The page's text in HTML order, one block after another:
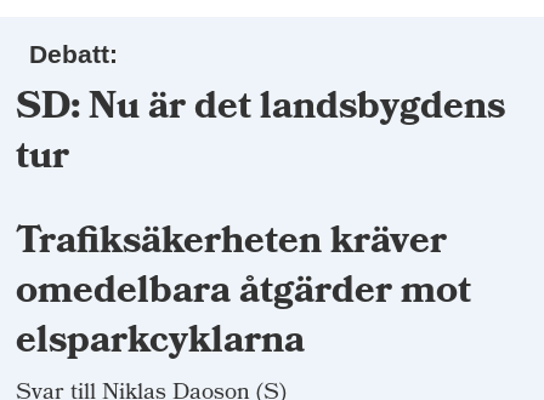
Debatt:
SD: Nu är det landsbygdens
tur
Trafiksäkerheten kräver
omedelbara åtgärder mot
elsparkcyklarna